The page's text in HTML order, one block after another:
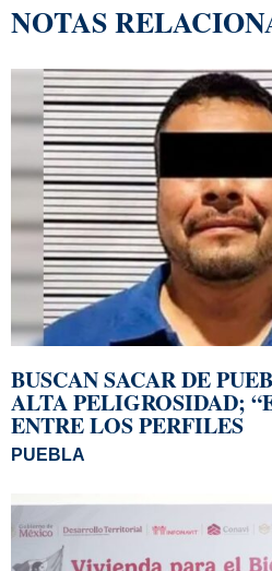
NOTAS
BUSCAN SACAR DE
ALTA PELIGROSIDAD;
ENTRE LOS PERFILES
PUEBLA